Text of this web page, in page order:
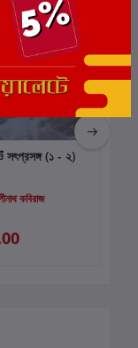
যোগ করুন
সৎপ্রসঙ্গ (১ - ২)
কবিরাজ